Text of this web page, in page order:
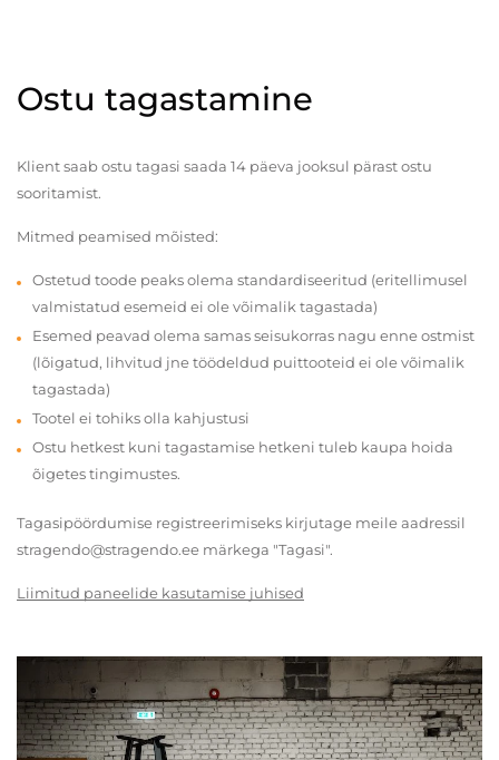
Ostu tagastamine
Klient saab ostu tagasi saada 14 päeva jooksul pärast ostu
sooritamist.
Mitmed peamised mõisted:
Ostetud toode peaks olema standardiseeritud (eritellimusel
valmistatud esemeid ei ole võimalik tagastada)
Esemed peavad olema samas seisukorras nagu enne ostmist
(lõigatud, lihvitud jne töödeldud puittooteid ei ole võimalik
tagastada)
Tootel ei tohiks olla kahjustusi
Ostu hetkest kuni tagastamise hetkeni tuleb kaupa hoida
õigetes tingimustes.
Tagasipöördumise registreerimiseks kirjutage meile aadressil
stragendo@stragendo.ee märkega "Tagasi".
Liimitud paneelide kasutamise juhised